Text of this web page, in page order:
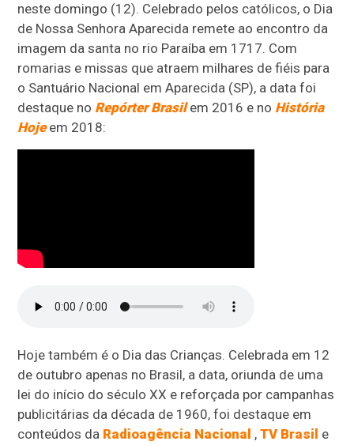
neste domingo (12). Celebrado pelos católicos, o Dia
de Nossa Senhora Aparecida remete ao encontro da
imagem da santa no rio Paraíba em 1717. Com
romarias e missas que atraem milhares de fiéis para
o Santuário Nacional em Aparecida (SP), a data foi
destaque no Repórter Brasil em 2016 e no História
Hoje em 2018:
Hoje também é o Dia das Crianças. Celebrada em 12
de outubro apenas no Brasil, a data, oriunda de uma
lei do início do século XX e reforçada por campanhas
publicitárias da década de 1960, foi destaque em
conteúdos da Radioagência Nacional ,TV Brasil e